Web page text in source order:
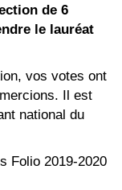
de 6
le lauréat
vos votes ont
Il est
national du
Folio 2019-2020